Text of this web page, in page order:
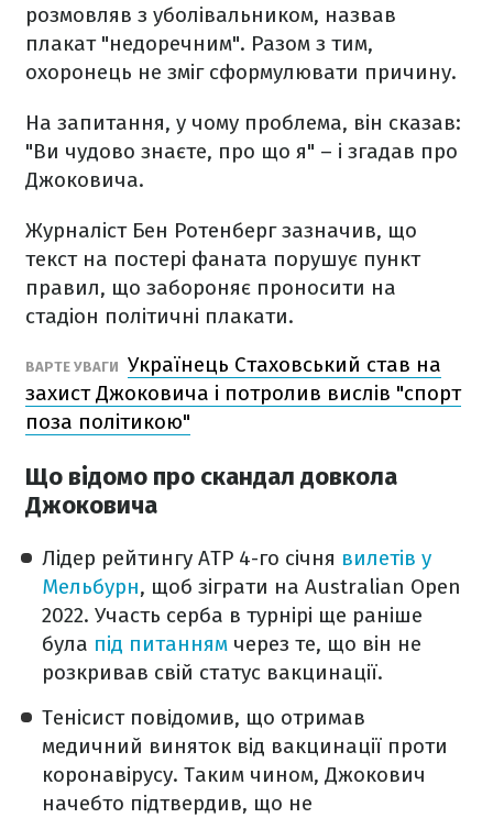
розмовляв з уболівальником, назвав
плакат "недоречним". Разом з тим,
охоронець не зміг сформулювати причину.
На запитання, у чому проблема, він сказав:
"Ви чудово знаєте, про що я" – і згадав про
Джоковича.
Журналіст Бен Ротенберг зазначив, що
текст на постері фаната порушує пункт
правил, що забороняє проносити на
стадіон політичні плакати.
ВАРТЕ УВАГИ Українець Стаховський став на
захист Джоковича і потролив вислів "спорт
поза політикою"
Що відомо про скандал довкола
Джоковича
Лідер рейтингу ATP 4-го січня вилетів у
Мельбурн, щоб зіграти на Australian Open
2022. Участь серба в турнірі ще раніше
була під питанням через те, що він не
розкривав свій статус вакцинації.
Тенісист повідомив, що отримав
медичний виняток від вакцинації проти
коронавірусу. Таким чином, Джокович
начебто підтвердив, що не